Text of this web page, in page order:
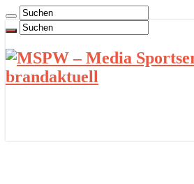
brandaktuell